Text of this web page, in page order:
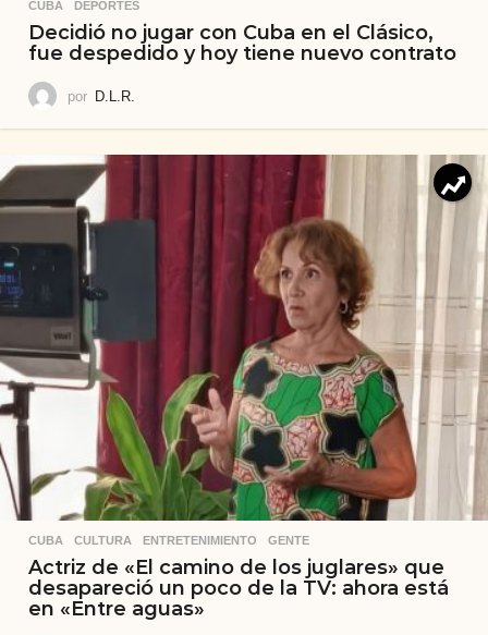
CUBA ,DEPORTES
Decidió no jugar con Cuba en el Clásico,
fue despedido y hoy tiene nuevo contrato
por D.L.R.
CUBA ,CULTURA ,ENTRETENIMIENTO ,GENTE
Actriz de «El camino de los juglares» que
desapareció un poco de la TV: ahora está
en «Entre aguas»